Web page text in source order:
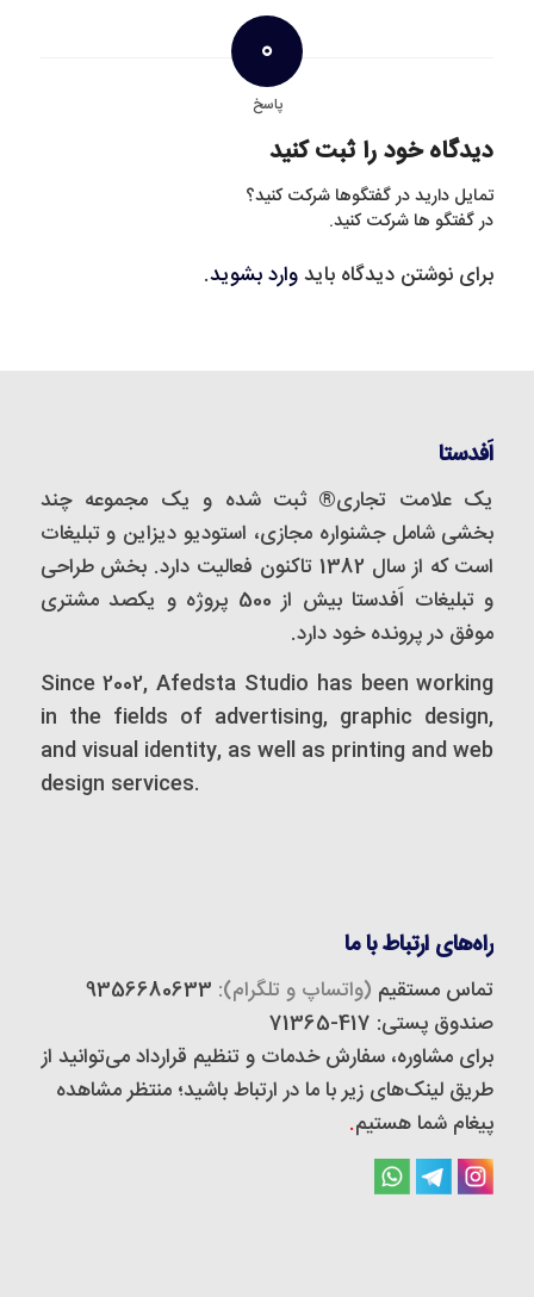
0
پاسخ
دیدگاه خود را ثبت کنید
تمایل دارید در گفتگوها شرکت کنید؟
در گفتگو ها شرکت کنید.
برای نوشتن دیدگاه بایدوارد بشوید.
اَفدستا
یک علامت تجاری® ثبت شده و یک مجموعه‌ چند
بخشی شامل جشنواره مجازی، استودیو دیزاین و تبلیغات
است که از سال 1382 تاکنون فعالیت دارد. بخش طراحی
و تبلیغات اَفدستا بیش از 500 پروژه و یکصد مشتری
موفق در پرونده خود دارد.
Since 2002, Afedsta Studio has been working
in the fields of advertising, graphic design,
and visual identity, as well as printing and web
design services.
راه‌های ارتباط با ما
تماس مستقیم (واتساپ و تلگرام):
صندوق پستی: 417-71365
برای مشاوره، سفارش خدمات و تنظیم قرارداد می‌توانید از
طریق لینک‌های زیر با ما در ارتباط باشید؛ منتظر مشاهده
پیغام شما هستیم.